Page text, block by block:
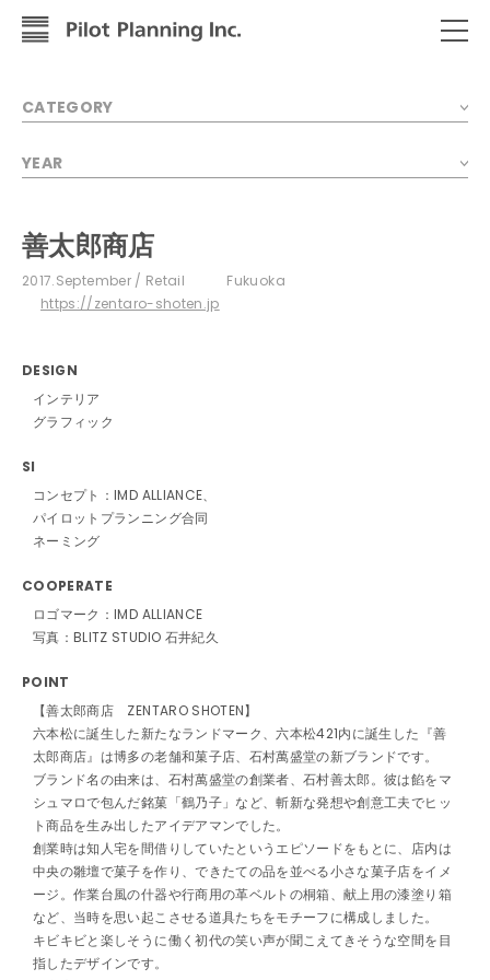
CATEGORY
YEAR
善太郎商店
2017.September Retail
Fukuoka
https://zentaro-shoten.jp
DESIGN
インテリア
グラフィック
SI
コンセプト：IMD ALLIANCE、
パイロットプランニング合同
ネーミング
COOPERATE
ロゴマーク：IMD ALLIANCE
写真：BLITZ STUDIO 石井紀久
POINT
【善太郎商店 ZENTARO SHOTEN】
六本松に誕生した新たなランドマーク、六本松421内に誕生した『善
太郎商店』は博多の老舗和菓子店、石村萬盛堂の新ブランドです。
ブランド名の由来は、石村萬盛堂の創業者、石村善太郎。彼は餡をマ
シュマロで包んだ銘菓「鶴乃子」など、斬新な発想や創意工夫でヒッ
ト商品を生み出したアイデアマンでした。
創業時は知人宅を間借りしていたというエピソードをもとに、店内は
中央の雛壇で菓子を作り、できたての品を並べる小さな菓子店をイメ
ージ。作業台風の什器や行商用の革ベルトの桐箱、献上用の漆塗り箱
など、当時を思い起こさせる道具たちをモチーフに構成しました。
キビキビと楽しそうに働く初代の笑い声が聞こえてきそうな空間を目
指したデザインです。